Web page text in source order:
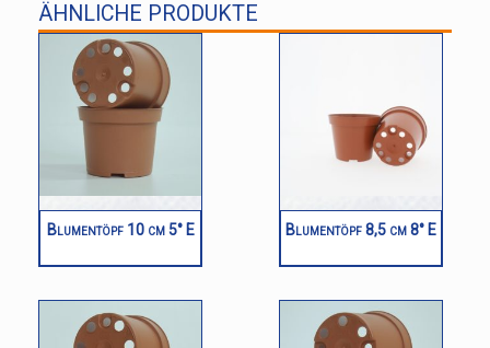
ÄHNLICHE PRODUKTE
Blumentöpf 10 cm 5° E Blumentöpf 8,5 cm 8° E